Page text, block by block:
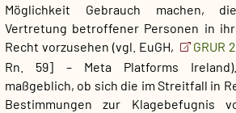
Möglichkeit Gebrauch machen,
Vertretung betroffener Personen in
Recht vorzusehen (vgl. EuGH,
GRUR
Rn. 59] – Meta Platforms
maßgeblich, ob sich die im Streitfall in
Bestimmungen zur Klagebefugnis